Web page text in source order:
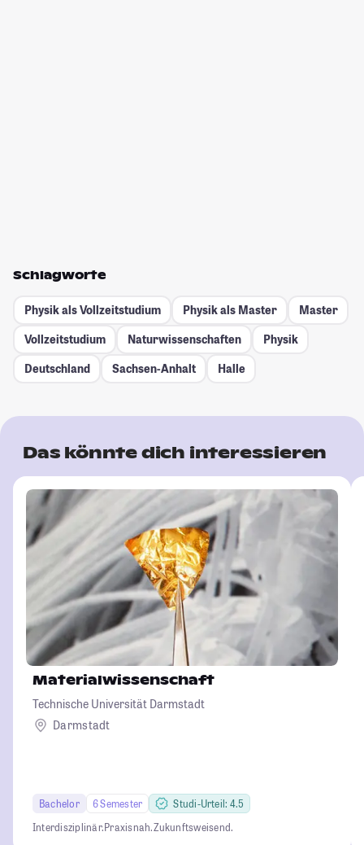
Schlagworte
Physik als Vollzeitstudium Physik als Master
Master
Vollzeitstudium
Naturwissenschaften
Physik
Deutschland
Sachsen-Anhalt Halle
Das könnte dich interessieren
Materialwissenschaft
Technische Universität Darmstadt
Darmstadt
Bachelor 6 Semester
Studi-Urteil: 4.5
Interdisziplinär.Praxisnah.Zukunftsweisend.